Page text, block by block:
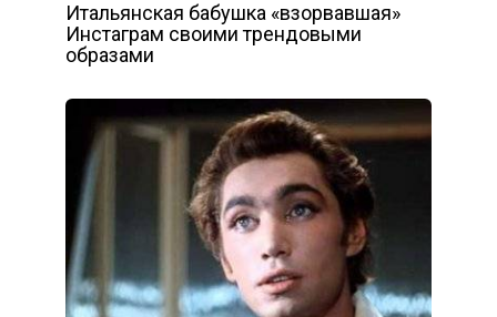
Итальянская бабушка «взорвавшая»
Инстаграм своими трендовыми
образами